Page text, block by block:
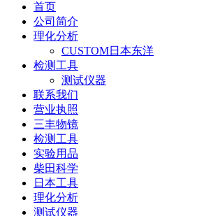
首页
公司简介
理化分析
CUSTOM日本东洋
检测工具
测试仪器
联系我们
营业执照
三丰物镜
检测工具
实验用品
柴田科学
日本工具
理化分析
测试仪器